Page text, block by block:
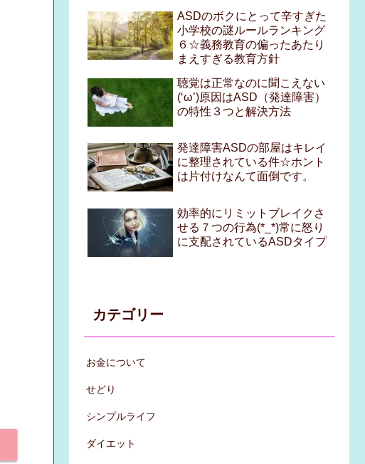
ASDのボクにとって辛すぎた
小学校の謎ルールランキング
６☆義務教育の偏ったあたり
まえすぎる教育方針
聴覚は正常なのに聞こえない
(‘ω’)原因はASD（発達障害）
の特性３つと解決方法
発達障害ASDの部屋はキレイ
に整理されている件☆ホント
は片付けなんて面倒です。
効率的にリミットブレイクさ
せる７つの行為(*_*)常に怒り
に支配されているASDタイプ
カテゴリー
お金について
せどり
シンプルライフ
ダイエット